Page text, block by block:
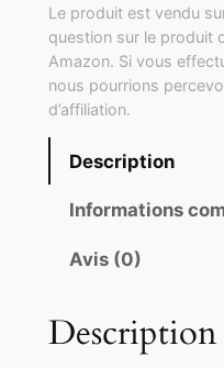
Le produit est vendu
question sur le produit
Amazon. Si vous
nous pourrions
d’affiliation.
Description
Informations
Avis (0)
Description